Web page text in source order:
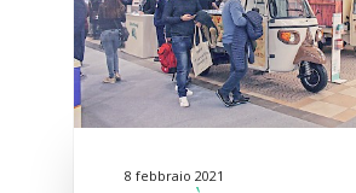
8 febbraio 2021